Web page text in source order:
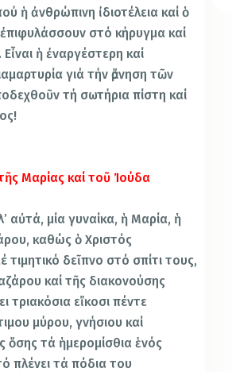
ἡ ἀνθρώπινη ἰδιοτέλεια καί ὁ
στό κήρυγμα καί
ἡ ἐναργέστερη καί
γιά τήν ἄρνηση τῶν
τή σωτήρια πίστη καί
Μαρίας καί τοῦ Ἰούδα
αὐτά, μία γυναίκα, ἡ Μαρία, ἡ
καθώς ὁ Χριστός
τιμητικό δεῖπνο στό σπίτι τους,
καί τῆς διακονούσης
τριακόσια εἴκοσι πέντε
μύρου, γνήσιου καί
ὅσης τά ἡμερομίσθια ἑνός
πλένει τά πόδια του